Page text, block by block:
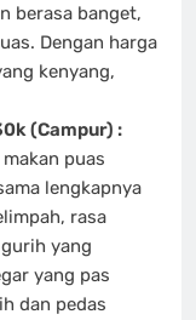
berasa banget,
Dengan harga
kenyang,
(Campur) :
puas
lengkapnya
rasa
yang
yang pas
dan pedas